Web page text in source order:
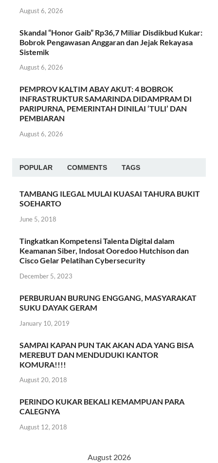
August 6, 2026
Skandal “Honor Gaib” Rp36,7 Miliar Disdikbud Kukar:
Bobrok Pengawasan Anggaran dan Jejak Rekayasa
Sistemik
August 6, 2026
PEMPROV KALTIM ABAY AKUT: 4 BOBROK
INFRASTRUKTUR SAMARINDA DIDAMPRAM DI
PARIPURNA, PEMERINTAH DINILAI ‘TULI’ DAN
PEMBIARAN
August 6, 2026
POPULAR COMMENTS TAGS
TAMBANG ILEGAL MULAI KUASAI TAHURA BUKIT
SOEHARTO
June 5, 2018
Tingkatkan Kompetensi Talenta Digital dalam
Keamanan Siber, Indosat Ooredoo Hutchison dan
Cisco Gelar Pelatihan Cybersecurity
December 5, 2023
PERBURUAN BURUNG ENGGANG, MASYARAKAT
SUKU DAYAK GERAM
January 10, 2019
SAMPAI KAPAN PUN TAK AKAN ADA YANG BISA
MEREBUT DAN MENDUDUKI KANTOR
KOMURA!!!!
August 20, 2018
PERINDO KUKAR BEKALI KEMAMPUAN PARA
CALEGNYA
August 12, 2018
August 2026